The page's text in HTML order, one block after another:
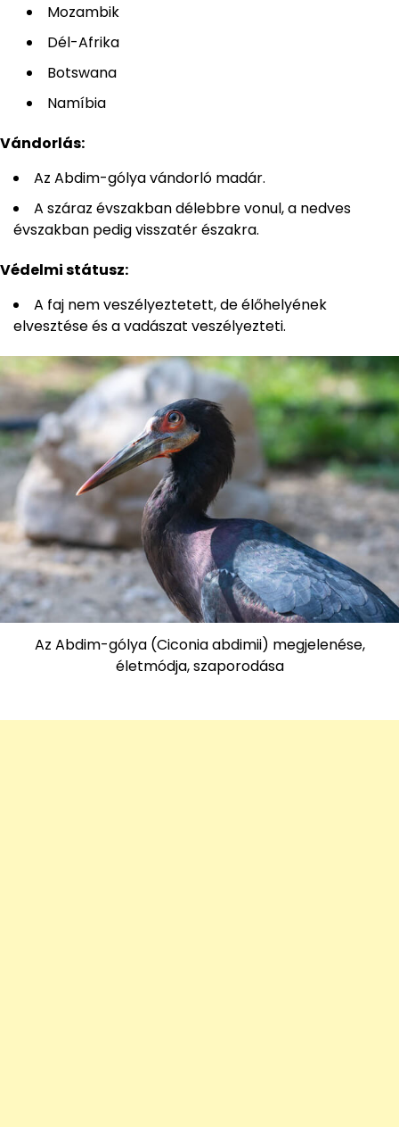
Mozambik
Dél-Afrika
Botswana
Namíbia
Vándorlás:
Az Abdim-gólya vándorló madár.
A száraz évszakban délebbre vonul, a nedves
évszakban pedig visszatér északra.
Védelmi státusz:
A faj nem veszélyeztetett, de élőhelyének
elvesztése és a vadászat veszélyezteti.
Az Abdim-gólya (Ciconia abdimii) megjelenése,
életmódja, szaporodása